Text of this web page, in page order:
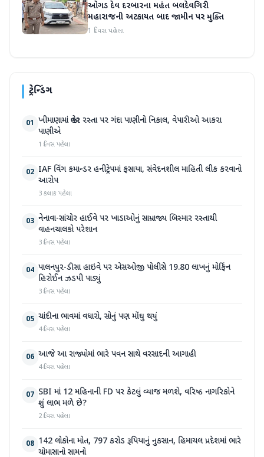
ઓગડ દેવ દરબારના મહંત બલદેવગિરી
મહારાજની અટકાયત બાદ જામીન પર મુક્તિ
1 દિવસ પહેલા
ટ્રેન્ડિંગ
01 ખીમાણામાં જાહેર રસ્તા પર ગંદા પાણીનો નિકાલ, વેપારીઓ આકરા
પાણીએ
1 દિવસ પહેલા
02 IAF વિંગ કમાન્ડર હનીટ્રેપમાં ફસાયા, સંવેદનશીલ માહિતી લીક કરવાનો
આરોપ
3 કલાક પહેલા
03 નેનાવા-સાંચોર હાઈવે પર ખાડાઓનું સામ્રાજ્ય બિસ્માર રસ્તાથી
વાહનચાલકો પરેશાન
3 દિવસ પહેલા
04 પાલનપુર-ડીસા હાઇવે પર એસઓજી પોલીસે 19.80 લાખનું મોર્ફિન
હિરોઈન ઝડપી પાડ્યું
3 દિવસ પહેલા
05 ચાંદીના ભાવમાં વધારો, સોનું પણ મોંઘુ થયું
4 દિવસ પહેલા
06 આજે આ રાજ્યોમાં ભારે પવન સાથે વરસાદની આગાહી
4 દિવસ પહેલા
07 SBI માં 12 મહિનાની FD પર કેટલું વ્યાજ મળશે, વરિષ્ઠ નાગરિકોને
શું લાભ મળે છે?
2 દિવસ પહેલા
08 142 લોકોના મોત, 797 કરોડ રૂપિયાનું નુકસાન, હિમાચલ પ્રદેશમાં ભારે
ચોમાસાનો સામનો